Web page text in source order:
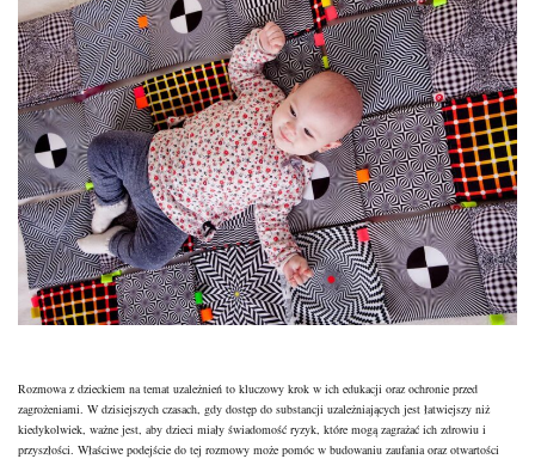
Rozmowa z dzieckiem na temat uzależnień to kluczowy krok w ich edukacji oraz ochronie przed
zagrożeniami. W dzisiejszych czasach, gdy dostęp do substancji uzależniających jest łatwiejszy niż
kiedykolwiek, ważne jest, aby dzieci miały świadomość ryzyk, które mogą zagrażać ich zdrowiu i
przyszłości. Właściwe podejście do tej rozmowy może pomóc w budowaniu zaufania oraz otwartości